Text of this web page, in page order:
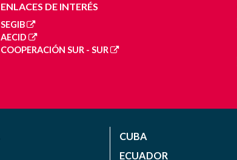
ENLACES DE INTERÉS
SEGIB
AECID
COOPERACIÓN SUR - SUR
CUBA
ECUADOR